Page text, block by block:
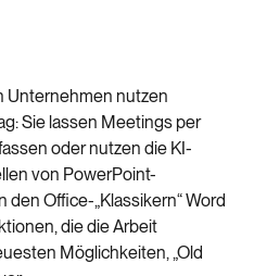
Unternehmen nutzen
Sie lassen Meetings per
oder nutzen die KI-
von PowerPoint-
den Office-„Klassikern“ Word
die die Arbeit
Möglichkeiten, „Old